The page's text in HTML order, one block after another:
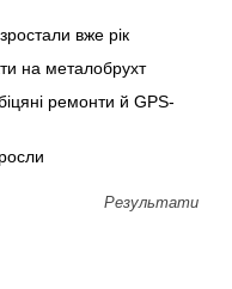
вже рік
на металобрухт
ремонти й GPS-
Результати